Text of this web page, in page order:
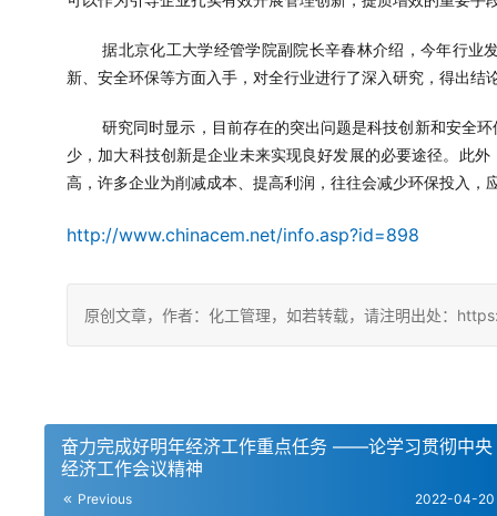
	据北京化工大学经管学院副院长辛春林介绍，今年行业发展指数综合考虑了行业特点和可操作性原则，分别从成本、绩效、创
新、安全环保等方面入手，对全行业进行了深入研究，得出结
	研究同时显示，目前存在的突出问题是科技创新和安全环保投入不足。从相应的数据分析来看，行业整体的科技创新研发投入较
少，加大科技创新是企业未来实现良好发展的必要途径。此
高，许多企业为削减成本、提高利润，往往会减少环保投入，
http://www.chinacem.net/info.asp?id=898
原创文章，作者：化工管理，如若转载，请注明出处：
奋力完成好明年经济工作重点任务 ——论学习贯彻中央
经济工作会议精神
Previous 2022-04-20